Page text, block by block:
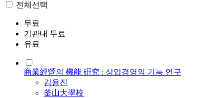
전체선택
무료
기관내 무료
유료
商業經營의 機能 硏究 : 상업경영의 기능 연구
김용진
釜山大學校